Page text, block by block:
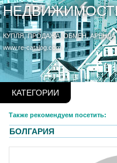
КУПЛЯ, ПРОДАЖА, ОБМЕН, АРЕНДА
www.re-catalog.com
КАТЕГОРИИ
Также рекомендуем посетить:
БОЛГАРИЯ